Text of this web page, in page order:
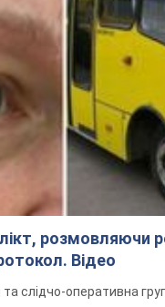
розмовляючи
Відео
та слідчо-оперативна